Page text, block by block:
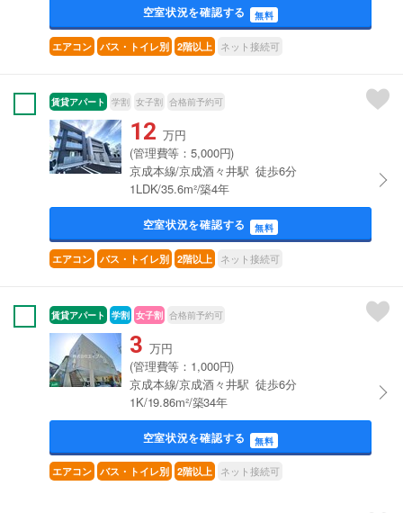
空室状況を確認する 無料
エアコン バス・トイレ別 2階以上 ネット接続可
賃貸アパート 学割 女子割 合格前予約可
12 万円
(管理費等：5,000円)
京成本線/京成酒々井駅 徒歩6分
1LDK/35.6m²/築4年
空室状況を確認する 無料
エアコン バス・トイレ別 2階以上 ネット接続可
賃貸アパート 学割 女子割 合格前予約可
3 万円
(管理費等：1,000円)
京成本線/京成酒々井駅 徒歩6分
1K/19.86m²/築34年
空室状況を確認する 無料
エアコン バス・トイレ別 2階以上 ネット接続可